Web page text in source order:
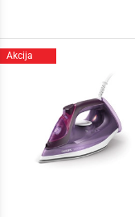
Akcija